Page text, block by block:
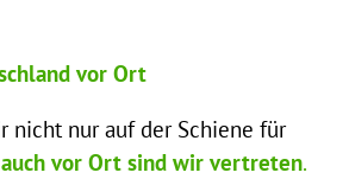
vor Ort
nicht nur auf der Schiene für
auch vor Ort sind wir vertreten.